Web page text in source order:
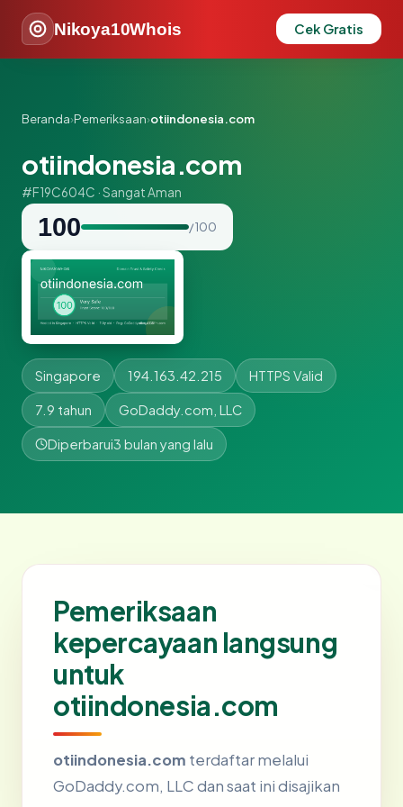
Nikoya10Whois Cek Gratis
Beranda›Pemeriksaan›otiindonesia.com
otiindonesia.com
#F19C604C · Sangat Aman
100 / 100
Singapore 194.163.42.215 HTTPS Valid
7.9 tahun GoDaddy.com, LLC
Diperbarui3 bulan yang lalu
Pemeriksaan
kepercayaan langsung
untuk
otiindonesia.com
otiindonesia.com terdaftar melalui
GoDaddy.com, LLC dan saat ini disajikan